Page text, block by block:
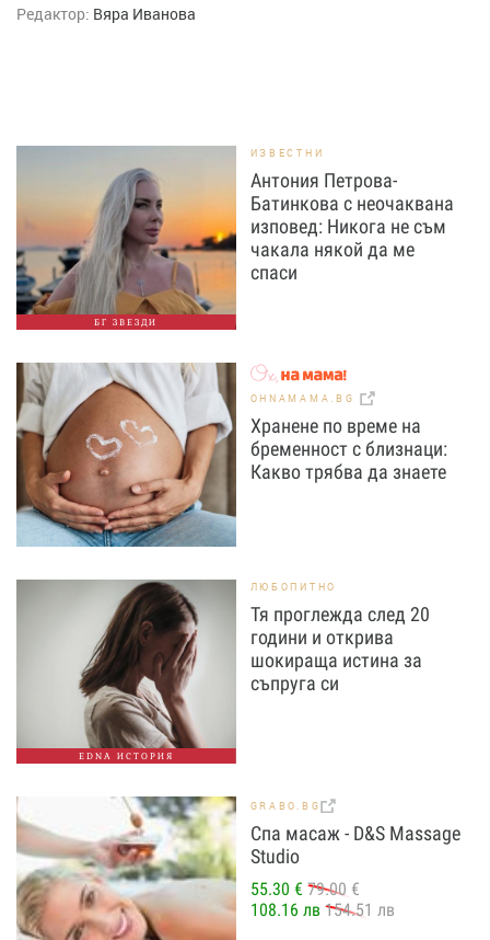
Редактор: Вяра Иванова
БГ ЗВЕЗДИ
ИЗВЕСТНИ
Антония Петрова-
Батинкова с неочаквана
изповед: Никога не съм
чакала някой да ме
спаси
OHNAMAMA.BG
Хранене по време на
бременност с близнаци:
Какво трябва да знаете
EDNA ИСТОРИЯ
ЛЮБОПИТНО
Тя проглежда след 20
години и открива
шокираща истина за
съпруга си
GRABO.BG
Спа масаж - D&S Massage
Studio
55.30 € 79.00 €
108.16 лв 154.51 лв